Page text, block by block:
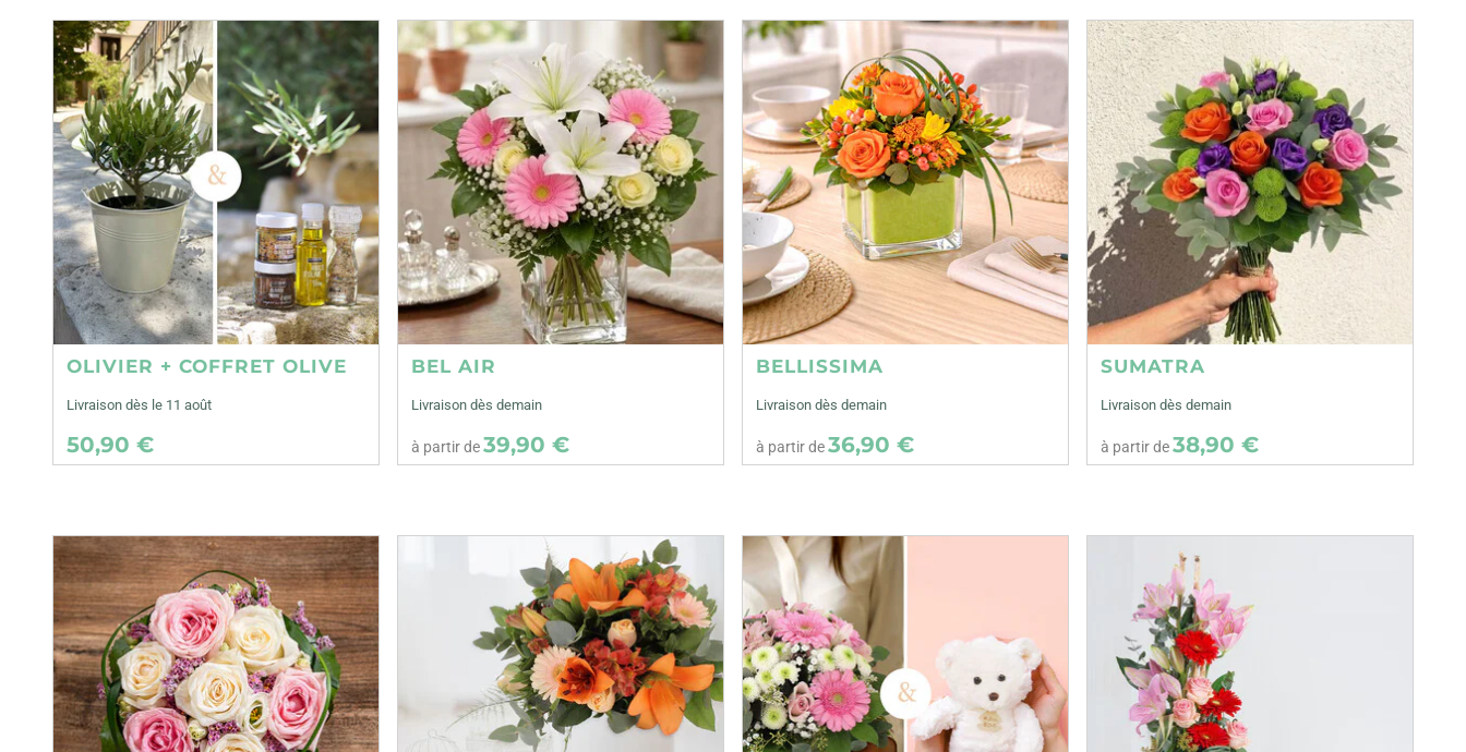
OLIVIER + COFFRET OLIVE
Livraison dès le 11 août
50,90 €
BEL AIR
Livraison dès demain
à partir de39,90 €
BELLISSIMA
Livraison dès demain
à partir de36,90 €
SUMATRA
Livraison dès demain
à partir de38,90 €